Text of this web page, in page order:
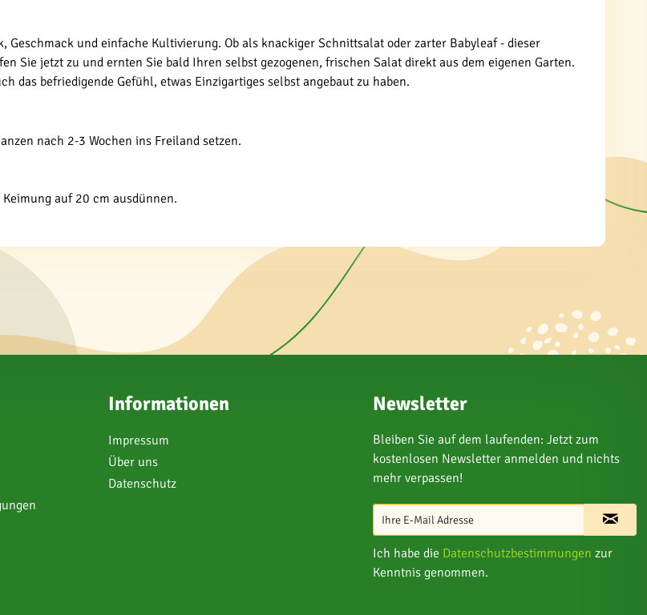
und einfache Kultivierung. Ob als knackiger Schnittsalat oder zarter Babyleaf - dieser
Sie jetzt zu und ernten Sie bald Ihren selbst gezogenen, frischen Salat direkt aus dem eigenen Garten.
das befriedigende Gefühl, etwas Einzigartiges selbst angebaut zu haben.
nach 2-3 Wochen ins Freiland setzen.
auf 20 cm ausdünnen.
Informationen
Impressum
Über uns
Datenschutz
Newsletter
Bleiben Sie auf dem laufenden: Jetzt zum
kostenlosen Newsletter anmelden und nichts
mehr verpassen!
Ich habe die Datenschutzbestimmungen zur
Kenntnis genommen.